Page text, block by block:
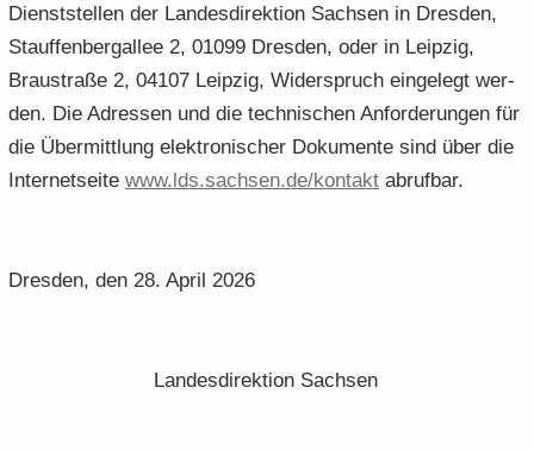
Dienst­stel­len der Lan­des­di­rek­ti­on Sach­sen in Dres­den,
Stauf­fen­berg­al­lee 2, 01099 Dres­den, oder in Leip­zig,
Brau­stra­ße 2, 04107 Leip­zig, Wi­der­spruch ein­ge­legt wer­
den. Die Adres­sen und die tech­ni­schen An­for­de­run­gen für
die Über­mitt­lung elek­tro­ni­scher Do­ku­men­te sind über die
In­ter­net­sei­te www.​lds.​sachsen.​de/​kontakt ab­ruf­bar.
Dres­den, den 28. April 2026
Lan­des­di­rek­ti­on Sach­sen